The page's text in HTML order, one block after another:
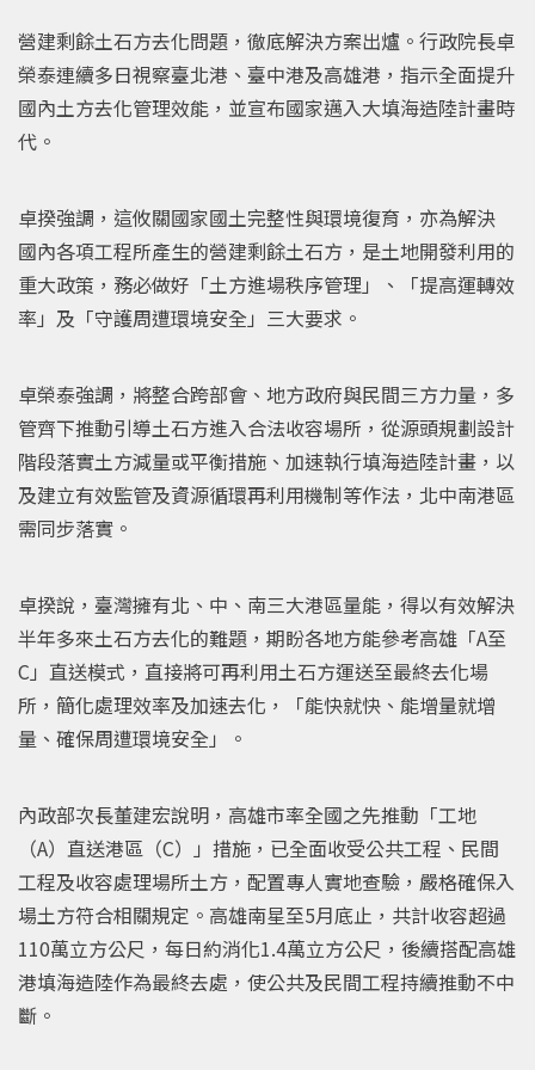
營建剩餘土石方去化問題，徹底解決方案出爐。行政院長卓
榮泰連續多日視察臺北港、臺中港及高雄港，指示全面提升
國內土方去化管理效能，並宣布國家邁入大填海造陸計畫時
代。
卓揆強調，這攸關國家國土完整性與環境復育，亦為解決
國內各項工程所產生的營建剩餘土石方，是土地開發利用的
重大政策，務必做好「土方進場秩序管理」、「提高運轉效
率」及「守護周遭環境安全」三大要求。
卓榮泰強調，將整合跨部會、地方政府與民間三方力量，多
管齊下推動引導土石方進入合法收容場所，從源頭規劃設計
階段落實土方減量或平衡措施、加速執行填海造陸計畫，以
及建立有效監管及資源循環再利用機制等作法，北中南港區
需同步落實。
卓揆說，臺灣擁有北、中、南三大港區量能，得以有效解決
半年多來土石方去化的難題，期盼各地方能參考高雄「A至
C」直送模式，直接將可再利用土石方運送至最終去化場
所，簡化處理效率及加速去化，「能快就快、能增量就增
量、確保周遭環境安全」。
內政部次長董建宏說明，高雄市率全國之先推動「工地
（A）直送港區（C）」措施，已全面收受公共工程、民間
工程及收容處理場所土方，配置專人實地查驗，嚴格確保入
場土方符合相關規定。高雄南星至5月底止，共計收容超過
110萬立方公尺，每日約消化1.4萬立方公尺，後續搭配高雄
港填海造陸作為最終去處，使公共及民間工程持續推動不中
斷。